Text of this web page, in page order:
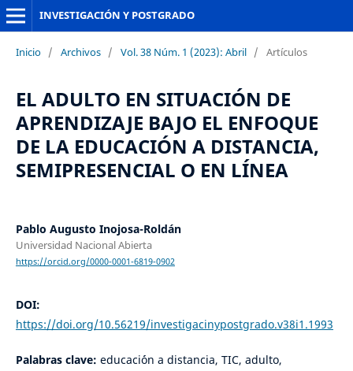
INVESTIGACIÓN Y POSTGRADO
Inicio / Archivos / Vol. 38 Núm. 1 (2023): Abril / Artículos
EL ADULTO EN SITUACIÓN DE
APRENDIZAJE BAJO EL ENFOQUE
DE LA EDUCACIÓN A DISTANCIA,
SEMIPRESENCIAL O EN LÍNEA
Pablo Augusto Inojosa-Roldán
Universidad Nacional Abierta
https://orcid.org/0000-0001-6819-0902
DOI:
https://doi.org/10.56219/investigacinypostgrado.v38i1.1993
Palabras clave: educaci´ón a distancia, TIC, adulto,